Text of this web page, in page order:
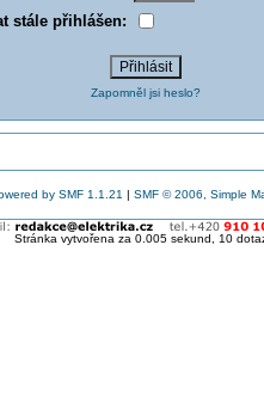
stále přihlášen:
Zapomněl jsi heslo?
by SMF 1.1.21 | SMF © 2006, Simple
Stránka vytvořena za 0.005 sekund, 10